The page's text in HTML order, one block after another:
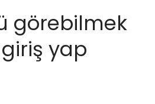
görebilmek
yap